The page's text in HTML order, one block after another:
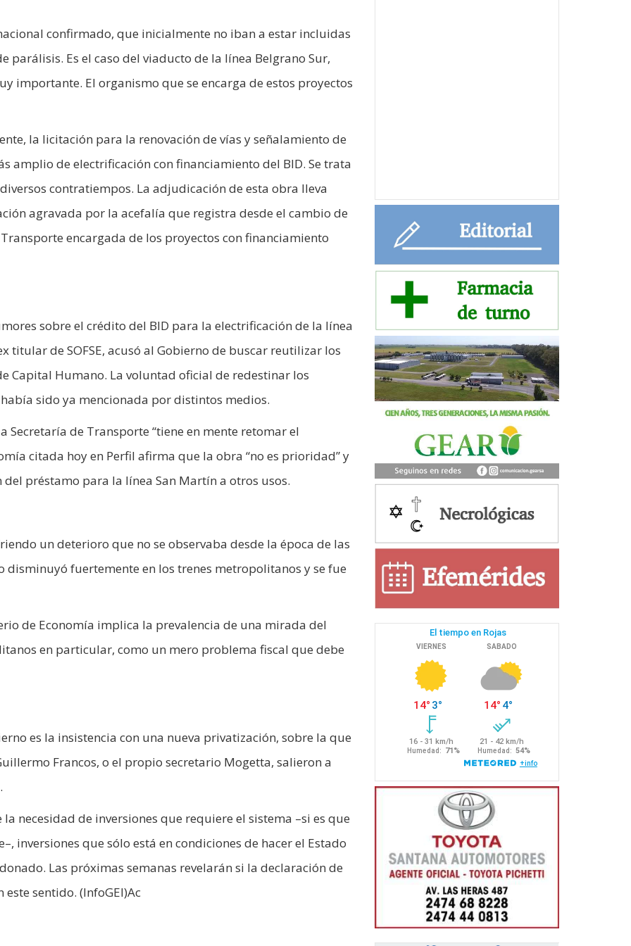
confirmado, que inicialmente no iban a estar incluidas
parálisis. Es el caso del viaducto de la línea Belgrano Sur,
importante. El organismo que se encarga de estos proyectos
la licitación para la renovación de vías y señalamiento de
amplio de electrificación con financiamiento del BID. Se trata
contratiempos. La adjudicación de esta obra lleva
agravada por la acefalía que registra desde el cambio de
encargada de los proyectos con financiamiento
sobre el crédito del BID para la electrificación de la línea
titular de SOFSE, acusó al Gobierno de buscar reutilizar los
Capital Humano. La voluntad oficial de redestinar los
sido ya mencionada por distintos medios.
Secretaría de Transporte “tiene en mente retomar el
citada hoy en Perfil afirma que la obra “no es prioridad” y
préstamo para la línea San Martín a otros usos.
un deterioro que no se observaba desde la época de las
disminuyó fuertemente en los trenes metropolitanos y se fue
de Economía implica la prevalencia de una mirada del
en particular, como un mero problema fiscal que debe
es la insistencia con una nueva privatización, sobre la que
Francos, o el propio secretario Mogetta, salieron a
necesidad de inversiones que requiere el sistema –si es que
inversiones que sólo está en condiciones de hacer el Estado
Las próximas semanas revelarán si la declaración de
sentido. (InfoGEI)Ac